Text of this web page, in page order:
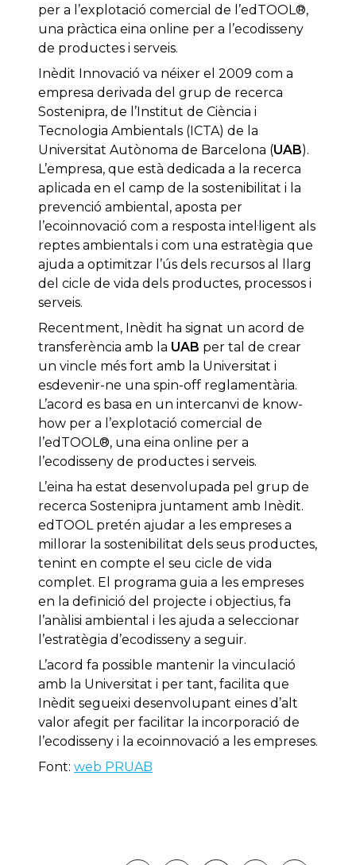
per a l’explotació comercial de l’edTOOL®,
una pràctica eina online per a l’ecodisseny
de productes i serveis.
Inèdit Innovació va néixer el 2009 com a
empresa derivada del grup de recerca
Sostenipra, de l’Institut de Ciència i
Tecnologia Ambientals (ICTA) de la
Universitat Autònoma de Barcelona (UAB).
L’empresa, que està dedicada a la recerca
aplicada en el camp de la sostenibilitat i la
prevenció ambiental, aposta per
l’ecoinnovació com a resposta intel·ligent als
reptes ambientals i com una estratègia que
ajuda a optimitzar l’ús dels recursos al llarg
del cicle de vida dels productes, processos i
serveis.
Recentment, Inèdit ha signat un acord de
transferència amb la UAB per tal de crear
un vincle més fort amb la Universitat i
esdevenir-ne una spin-off reglamentària.
L’acord es basa en un intercanvi de know-
how per a l’explotació comercial de
l’edTOOL®, una eina online per a
l’ecodisseny de productes i serveis.
L’eina ha estat desenvolupada pel grup de
recerca Sostenipra juntament amb Inèdit.
edTOOL pretén ajudar a les empreses a
millorar la sostenibilitat dels seus productes,
tenint en compte el seu cicle de vida
complet. El programa guia a les empreses
en la definició del projecte i objectius, fa
l’anàlisi ambiental i les ajuda a seleccionar
l’estratègia d’ecodisseny a seguir.
L’acord fa possible mantenir la vinculació
amb la Universitat i per tant, facilita que
Inèdit segueixi desenvolupant eines d’alt
valor afegit per facilitar la incorporació de
l’ecodisseny i la ecoinnovació a les empreses.
Font: web PRUAB